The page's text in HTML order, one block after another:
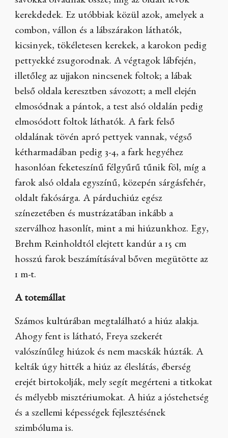
kerekdedek. Ez utóbbiak közül azok, amelyek a
combon, vállon és a lábszárakon láthatók,
kicsinyek, tökéletesen kerekek, a karokon pedig
pettyekké zsugorodnak. A végtagok lábfején,
illetőleg az ujjakon nincsenek foltok; a lábak
belső oldala keresztben sávozott; a mell elején
elmosódnak a pántok, a test alsó oldalán pedig
elmosódott foltok láthatók. A fark felső
oldalának tövén apró pettyek vannak, végső
kétharmadában pedig 3-4, a fark hegyéhez
hasonlóan feketeszínű félgyűrű tűnik föl, míg a
farok alsó oldala egyszínű, közepén sárgásfehér,
oldalt fakósárga. A párduchiúz egész
színezetében és mustrázatában inkább a
szerválhoz hasonlít, mint a mi hiúzunkhoz. Egy,
Brehm Reinholdtól elejtett kandúr a 15 cm
hosszú farok beszámításával bőven megütötte az
1 m-t.
A totemállat
Számos kultúrában megtalálható a hiúz alakja.
Ahogy fent is látható, Freya szekerét
valószínűleg hiúzok és nem macskák húzták. A
kelták úgy hitték a hiúz az éleslátás, éberség
erejét birtokolják, mely segít megérteni a titkokat
és mélyebb misztériumokat. A hiúz a jóstehetség
és a szellemi képességek fejlesztésének
szimbóluma is.